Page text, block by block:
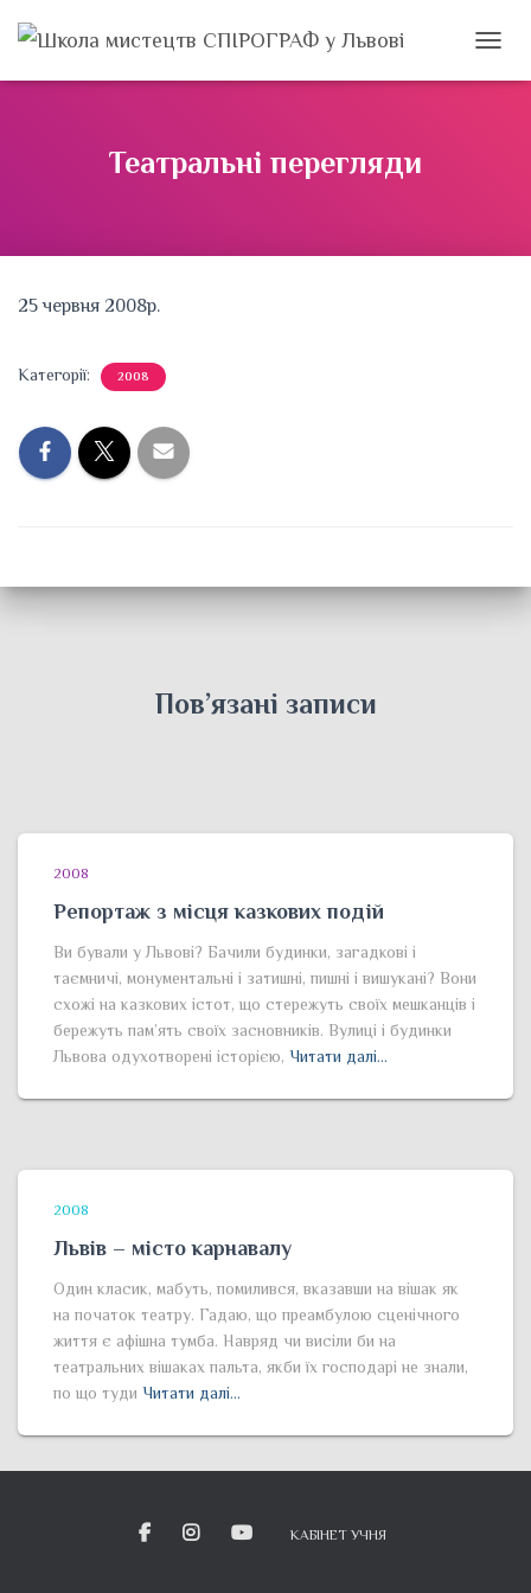
Театральні перегляди
25 червня 2008р.
Категорії: 2008
Пов’язані записи
2008
Репортаж з місця казкових подій
Ви бували у Львові? Бачили будинки, загадкові і
таємничі, монументальні і затишні, пишні і вишукані? Вони
схожі на казкових істот, що стережуть своїх мешканців і
бережуть пам’ять своїх засновників. Вулиці і будинки
Львова одухотворені історією, Читати далі…
2008
Львів – місто карнавалу
Один класик, мабуть, помилився, вказавши на вішак як
на початок театру. Гадаю, що преамбулою сценічного
життя є афішна тумба. Навряд чи висіли би на
театральних вішаках пальта, якби їх господарі не знали,
по що туди Читати далі…
КАБІНЕТ УЧНЯ